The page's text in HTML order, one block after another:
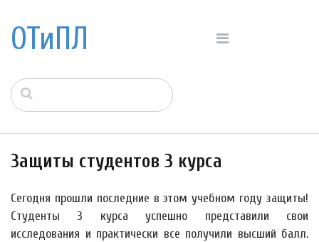
ОТиПЛ
Защиты студентов 3 курса
Сегодня прошли последние в этом учебном году защиты!
Студенты 3 курса успешно представили свои
исследования и практически все получили высший балл.